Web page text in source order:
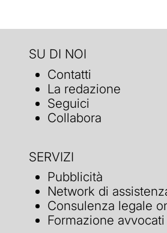
SU DI NOI
Contatti
La redazione
Seguici
Collabora
SERVIZI
Pubblicità
Network di
Consulenza legale
Formazione avvocati